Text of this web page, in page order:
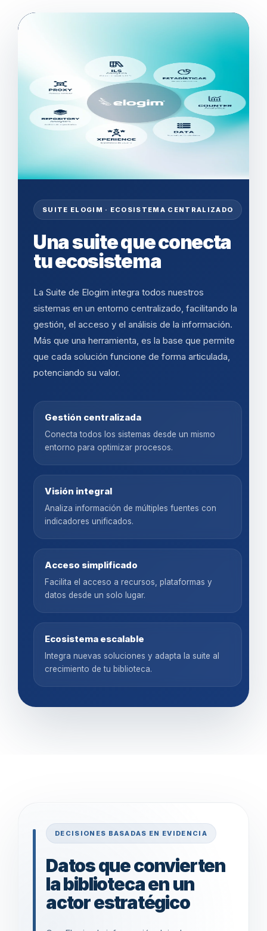
SUITE ELOGIM · ECOSISTEMA CENTRALIZADO
Una suite que conecta
tu ecosistema
La Suite de Elogim integra todos nuestros
sistemas en un entorno centralizado, facilitando la
gestión, el acceso y el análisis de la información.
Más que una herramienta, es la base que permite
que cada solución funcione de forma articulada,
potenciando su valor.
Gestión centralizada
Conecta todos los sistemas desde un mismo
entorno para optimizar procesos.
Visión integral
Analiza información de múltiples fuentes con
indicadores unificados.
Acceso simplificado
Facilita el acceso a recursos, plataformas y
datos desde un solo lugar.
Ecosistema escalable
Integra nuevas soluciones y adapta la suite al
crecimiento de tu biblioteca.
DECISIONES BASADAS EN EVIDENCIA
Datos que convierten
la biblioteca en un
actor estratégico